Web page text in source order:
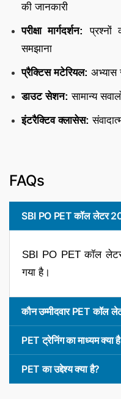
की जानकारी
परीक्षा मार्गदर्शन:
समझाना
प्रैक्टिस मटेरियल:
डाउट सेशन: सामान्य
इंटरैक्टिव क्लासेस:
FAQs
SBI PO PET कॉल लेटर
SBI PO PET कॉल
गया है।
कौन उम्मीदवार PET कॉल
PET ट्रेनिंग का माध्यम क्या
PET का उद्देश्य क्या है?